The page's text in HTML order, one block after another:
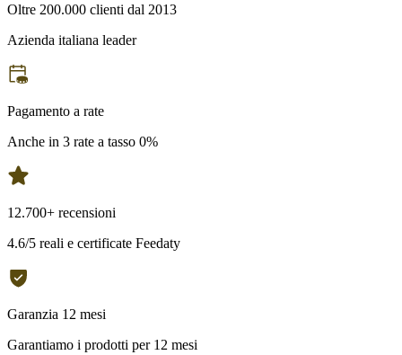
Oltre 200.000 clienti dal 2013
Azienda italiana leader
Pagamento a rate
Anche in 3 rate a tasso 0%
12.700+ recensioni
4.6/5 reali e certificate Feedaty
Garanzia 12 mesi
Garantiamo i prodotti per 12 mesi